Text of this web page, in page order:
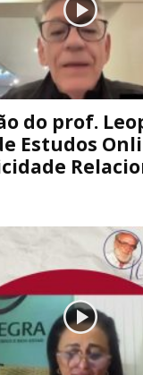
do prof.
Estudos